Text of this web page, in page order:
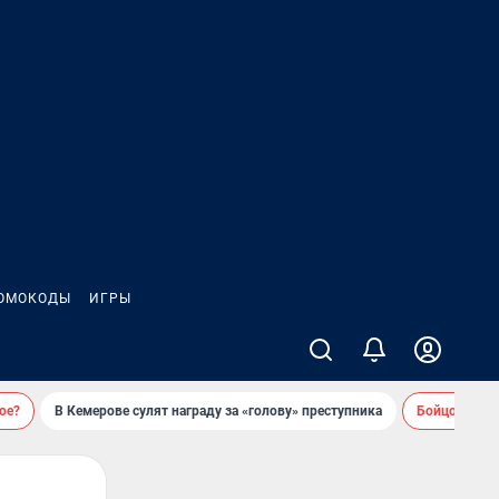
ИГРЫ
В Кемерове сулят награду за «голову» преступника Бойцовский